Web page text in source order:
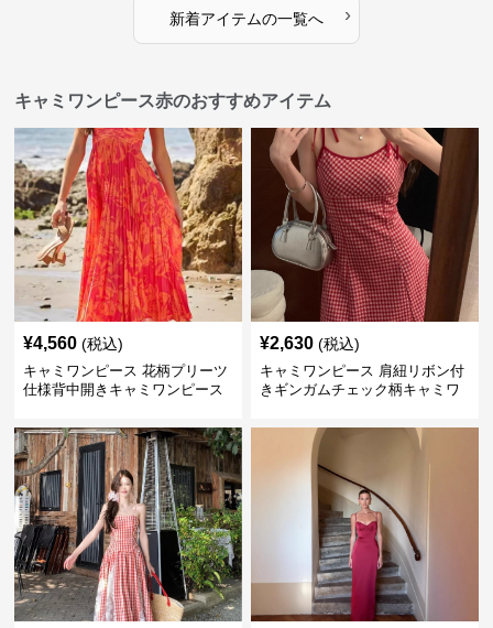
新着アイテムの一覧へ ›
キャミワンピース赤のおすすめアイテム
¥4,560 (税込)
キャミワンピース 花柄プリーツ
仕様背中開きキャミワンピース
¥2,630 (税込)
キャミワンピース 肩紐リボン付
きギンガムチェック柄キャミワ